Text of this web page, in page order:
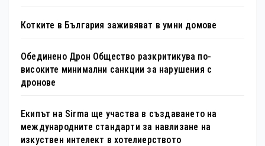
Котките в България заживяват в умни домове
Обединено Дрон Общество разкритикува по-
високите минимални санкции за нарушения с
дронове
Екипът на Sirma ще участва в създаването на
международните стандарти за навлизане на
изкуствен интелект в хотелиерството